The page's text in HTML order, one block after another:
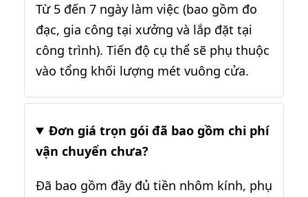
Từ 5 đến 7 ngày làm việc (bao gồm đo
đạc, gia công tại xưởng và lắp đặt tại
công trình). Tiến độ cụ thể sẽ phụ thuộc
vào tổng khối lượng mét vuông cửa.
Đơn giá trọn gói đã bao gồm chi phí
vận chuyển chưa?
Đã bao gồm đầy đủ tiền nhôm kính, phụ